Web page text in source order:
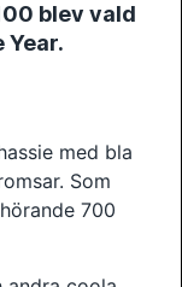
blev vald
med bla
Som
700